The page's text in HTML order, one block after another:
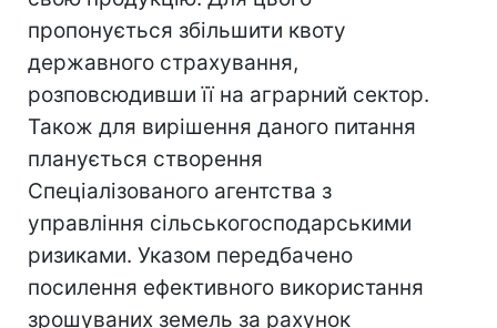
пропонується збільшити квоту
державного страхування,
розповсюдивши її на аграрний сектор.
Також для вирішення даного питання
планується створення
Спеціалізованого агентства з
управління сільськогосподарськими
ризиками. Указом передбачено
посилення ефективного використання
зрошуваних земель за рахунок